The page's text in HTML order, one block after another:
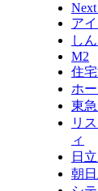
Next
ア
し
M2
住
ホ
東
リ
ィ
日
朝